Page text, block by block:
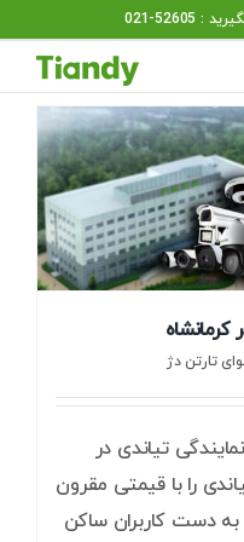
021
کرمانشاه
تارتن دژ
تیاندی در
را با قیمتی مقرون
دست کاربران ساکن